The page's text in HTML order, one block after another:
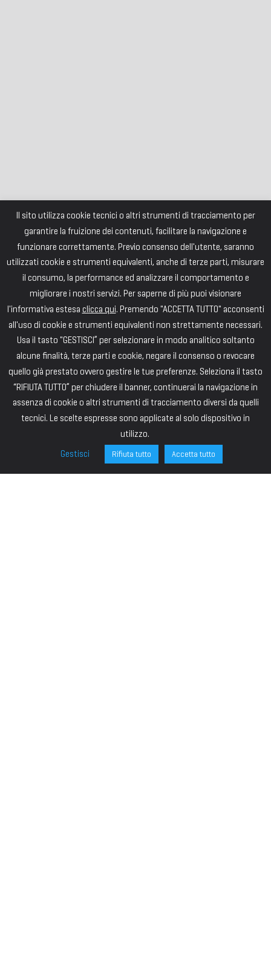
Il sito utilizza cookie tecnici o altri strumenti di tracciamento per
garantire la fruizione dei contenuti, facilitare la navigazione e
funzionare correttamente. Previo consenso dell'utente, saranno
utilizzati cookie e strumenti equivalenti, anche di terze parti, misurare
il consumo, la performance ed analizzare il comportamento e
migliorare i nostri servizi. Per saperne di più puoi visionare
l'informativa estesa clicca qui. Premendo "ACCETTA TUTTO" acconsenti
all'uso di cookie e strumenti equivalenti non strettamente necessari.
Usa il tasto "GESTISCI” per selezionare in modo analitico soltanto
alcune finalità, terze parti e cookie, negare il consenso o revocare
quello già prestato ovvero gestire le tue preferenze. Seleziona il tasto
“RIFIUTA TUTTO” per chiudere il banner, continuerai la navigazione in
assenza di cookie o altri strumenti di tracciamento diversi da quelli
tecnici. Le scelte espresse sono applicate al solo dispositivo in
utilizzo.
Gestisci
Rifiuta tutto Accetta tutto